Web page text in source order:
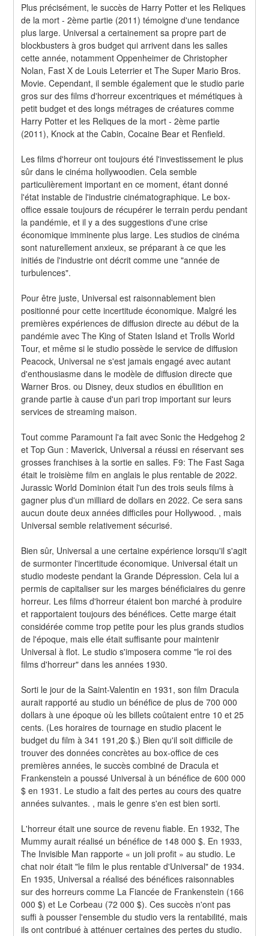
Plus précisément, le succès de Harry Potter et les Reliques
de la mort - 2ème partie (2011) témoigne d'une tendance
plus large. Universal a certainement sa propre part de
blockbusters à gros budget qui arrivent dans les salles
cette année, notamment Oppenheimer de Christopher
Nolan, Fast X de Louis Leterrier et The Super Mario Bros.
Movie. Cependant, il semble également que le studio parie
gros sur des films d'horreur excentriques et mémétiques à
petit budget et des longs métrages de créatures comme
Harry Potter et les Reliques de la mort - 2ème partie
(2011), Knock at the Cabin, Cocaine Bear et Renfield.
Les films d'horreur ont toujours été l'investissement le plus
sûr dans le cinéma hollywoodien. Cela semble
particulièrement important en ce moment, étant donné
l'état instable de l'industrie cinématographique. Le box-
office essaie toujours de récupérer le terrain perdu pendant
la pandémie, et il y a des suggestions d'une crise
économique imminente plus large. Les studios de cinéma
sont naturellement anxieux, se préparant à ce que les
initiés de l'industrie ont décrit comme une "année de
turbulences".
Pour être juste, Universal est raisonnablement bien
positionné pour cette incertitude économique. Malgré les
premières expériences de diffusion directe au début de la
pandémie avec The King of Staten Island et Trolls World
Tour, et même si le studio possède le service de diffusion
Peacock, Universal ne s'est jamais engagé avec autant
d'enthousiasme dans le modèle de diffusion directe que
Warner Bros. ou Disney, deux studios en ébullition en
grande partie à cause d'un pari trop important sur leurs
services de streaming maison.
Tout comme Paramount l'a fait avec Sonic the Hedgehog 2
et Top Gun : Maverick, Universal a réussi en réservant ses
grosses franchises à la sortie en salles. F9: The Fast Saga
était le troisième film en anglais le plus rentable de 2022.
Jurassic World Dominion était l'un des trois seuls films à
gagner plus d'un milliard de dollars en 2022. Ce sera sans
aucun doute deux années difficiles pour Hollywood. , mais
Universal semble relativement sécurisé.
Bien sûr, Universal a une certaine expérience lorsqu'il s'agit
de surmonter l'incertitude économique. Universal était un
studio modeste pendant la Grande Dépression. Cela lui a
permis de capitaliser sur les marges bénéficiaires du genre
horreur. Les films d'horreur étaient bon marché à produire
et rapportaient toujours des bénéfices. Cette marge était
considérée comme trop petite pour les plus grands studios
de l'époque, mais elle était suffisante pour maintenir
Universal à flot. Le studio s'imposera comme "le roi des
films d'horreur" dans les années 1930.
Sorti le jour de la Saint-Valentin en 1931, son film Dracula
aurait rapporté au studio un bénéfice de plus de 700 000
dollars à une époque où les billets coûtaient entre 10 et 25
cents. (Les horaires de tournage en studio placent le
budget du film à 341 191,20 $.) Bien qu'il soit difficile de
trouver des données concrètes au box-office de ces
premières années, le succès combiné de Dracula et
Frankenstein a poussé Universal à un bénéfice de 600 000
$ en 1931. Le studio a fait des pertes au cours des quatre
années suivantes. , mais le genre s'en est bien sorti.
L'horreur était une source de revenu fiable. En 1932, The
Mummy aurait réalisé un bénéfice de 148 000 $. En 1933,
The Invisible Man rapporte « un joli profit » au studio. Le
chat noir était "le film le plus rentable d'Universal" de 1934.
En 1935, Universal a réalisé des bénéfices raisonnables
sur des horreurs comme La Fiancée de Frankenstein (166
000 $) et Le Corbeau (72 000 $). Ces succès n'ont pas
suffi à pousser l'ensemble du studio vers la rentabilité, mais
ils ont contribué à atténuer certaines des pertes du studio.